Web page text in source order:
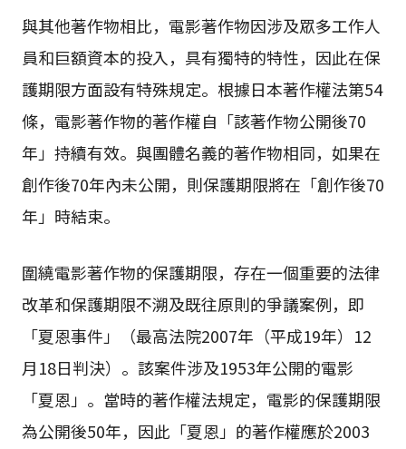
與其他著作物相比，電影著作物因涉及眾多工作人
員和巨額資本的投入，具有獨特的特性，因此在保
護期限方面設有特殊規定。根據日本著作權法第54
條，電影著作物的著作權自「該著作物公開後70
年」持續有效。與團體名義的著作物相同，如果在
創作後70年內未公開，則保護期限將在「創作後70
年」時結束。
圍繞電影著作物的保護期限，存在一個重要的法律
改革和保護期限不溯及既往原則的爭議案例，即
「夏恩事件」（最高法院2007年（平成19年）12
月18日判決）。該案件涉及1953年公開的電影
「夏恩」。當時的著作權法規定，電影的保護期限
為公開後50年，因此「夏恩」的著作權應於2003